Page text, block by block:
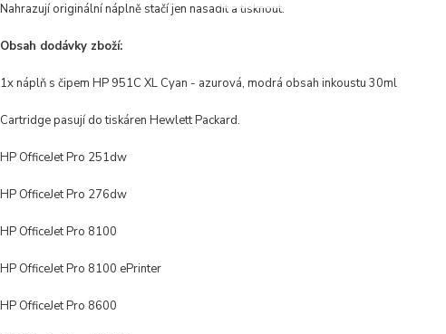
Nahrazují originální náplně stačí jen nasadit a tisknout.
Obsah dodávky zboží:
1x náplň s čipem HP 951C XL Cyan - azurová, modrá obsah inkoustu 30ml
Cartridge pasují do tiskáren Hewlett Packard.
HP OfficeJet Pro 251dw
HP OfficeJet Pro 276dw
HP OfficeJet Pro 8100
HP OfficeJet Pro 8100 ePrinter
HP OfficeJet Pro 8600